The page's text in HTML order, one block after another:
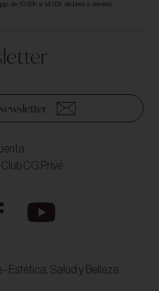
de 10:00h. a 14:00h. de lunes a viernes).
CG Privé
Estética, Salud y Belleza.